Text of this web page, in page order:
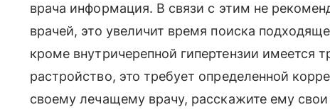
врача информация. В связи с этим не
врачей, это увеличит время поиска
кроме внутричерепной гипертензии имеется
растройство, это требует определенной
своему лечащему врачу, расскажите ему